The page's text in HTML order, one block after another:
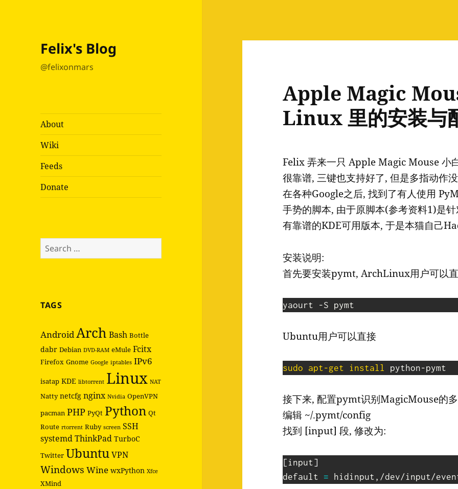
Felix's Blog
@felixonmars
About
Wiki
Feeds
Donate
Search
for:
TAGS
AndroidArch Bash Bottle
dabr Debian DVD-RAM eMule Fcitx
Firefox Gnome Google iptables IPv6
isatap KDE libtorrent Linux NAT
Natty netcfg nginx Nvidia OpenVPN
pacman PHP PyQt Python Qt
Route rtorrent Ruby screen SSH
systemdThinkPad TurboC
Twitter UbuntuVPN
Windows Wine wxPython Xfce
XMind
Apple Magic
Linux 里的安装与
Felix 弄来一只 Apple Magic Mouse 小
很靠谱, 三键也支持好了, 但是多指动作
在各种Google之后, 找到了有人使用
手势的脚本, 由于原脚本(参考资料1)是
有靠谱的KDE可用版本, 于是本猫自己
安装说明:
首先要安装pymt, ArchLinux用户可以
yaourt -S pymt
Ubuntu用户可以直接
sudo apt-get install python-pymt
接下来, 配置pymt识别MagicMouse的
编辑 ~/.pymt/config
找到 [input] 段, 修改为:
[ input]
default =